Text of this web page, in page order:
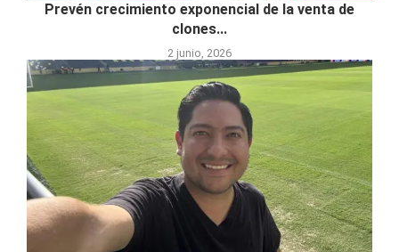
Prevén crecimiento exponencial de la venta de
clones...
2 junio, 2026